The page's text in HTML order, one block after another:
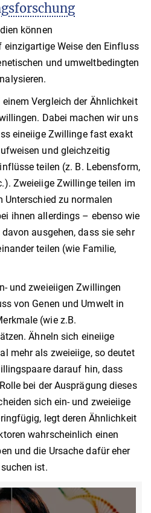
können
Weise den Einfluss
und umweltbedingten
Vergleich der Ähnlichkeit
Dabei machen wir uns
eineiige Zwillinge fast exakt
und gleichzeitig
teilen (z. B. Lebensform,
Zweieiige Zwillinge teilen im
Unterschied zu normalen
ihnen allerdings – ebenso wie
ausgehen, dass sie sehr
teilen (wie Familie,
und zweieiigen Zwillingen
von Genen und Umwelt in
(wie z.B.
Ähneln sich eineiige
mehr als zweieiige, so deutet
darauf hin, dass
bei der Ausprägung dieses
sich ein- und zweieiige
legt deren Ähnlichkeit
wahrscheinlich einen
und die Ursache dafür eher
ist.